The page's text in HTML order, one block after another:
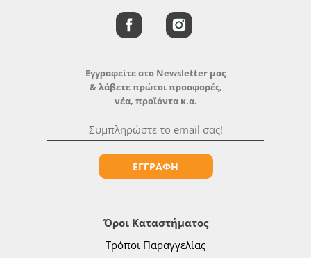
Όροι Καταστήματος
Τρόποι Παραγγελίας
Εγγραφείτε στο Newsletter μας
& λάβετε πρώτοι προσφορές,
νέα, προϊόντα κ.α.
ΕΓΓΡΑΦΗ